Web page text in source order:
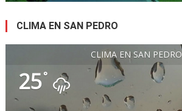
CLIMA EN SAN PEDRO
CLIMA EN SAN PEDRO
25°